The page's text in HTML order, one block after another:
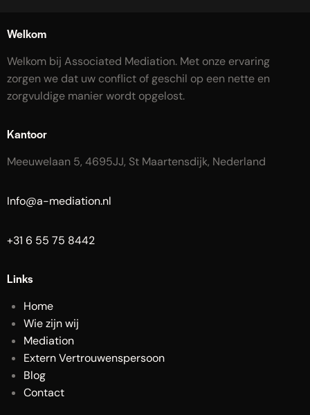
Welkom
Welkom bij Associated Mediation. Met onze ervaring
zorgen we dat uw conflict of geschil op een nette en
zorgvuldige manier wordt opgelost.
Kantoor
Meeuwelaan 5, 4695JJ, St Maartensdijk, Nederland
Info@a-mediation.nl
+31 6 55 75 8442
Links
Home
Wie zijn wij
Mediation
Extern Vertrouwenspersoon
Blog
Contact